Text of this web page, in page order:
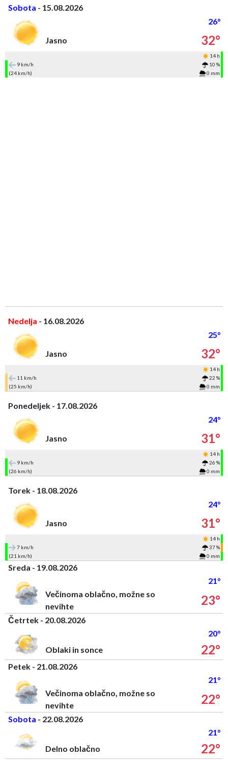
Sobota - 15.08.2026
26°
Jasno
32°
14 h
9 km/h
10 %
(24 km/h)
0 mm
Nedelja - 16.08.2026
25°
Jasno
32°
14 h
11 km/h
22 %
(25 km/h)
0 mm
Ponedeljek - 17.08.2026
24°
Jasno
31°
14 h
9 km/h
26 %
(26 km/h)
0 mm
Torek - 18.08.2026
24°
Jasno
31°
14 h
7 km/h
37 %
(21 km/h)
0 mm
Sreda - 19.08.2026
21°
Večinoma oblačno, možne so
nevihte
23°
Četrtek - 20.08.2026
20°
Oblaki in sonce
22°
Petek - 21.08.2026
21°
Večinoma oblačno, možne so
nevihte
22°
Sobota - 22.08.2026
21°
Delno oblačno
22°